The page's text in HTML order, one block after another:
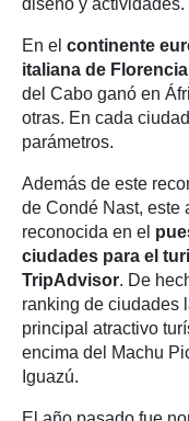
diseño y actividades.
En el continente
italiana de Florencia
del Cabo ganó en
otras. En cada
parámetros.
Además de este
de Condé Nast, este
reconocida en el
ciudades para el
TripAdvisor. De
ranking de ciudades
principal atractivo
encima del Machu
Iguazú.